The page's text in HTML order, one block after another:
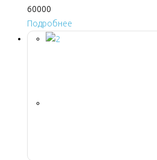
60000
Подробнее